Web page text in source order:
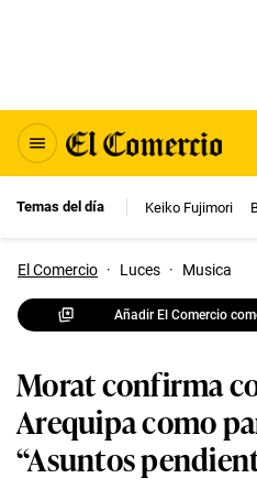
Temas del día Keiko Fujimori
El Comercio · Luces · Musica
Añadir El Comercio
Morat confirma
Arequipa como
“Asuntos